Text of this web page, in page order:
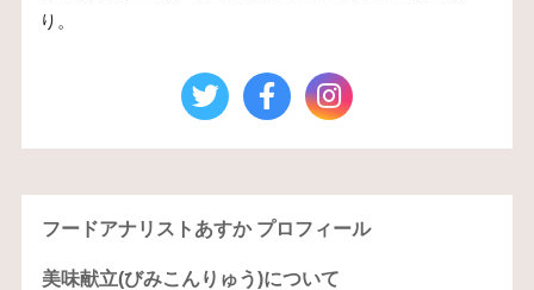
り。
フードアナリストあすか プロフィール
美味献立(びみこんりゅう)について